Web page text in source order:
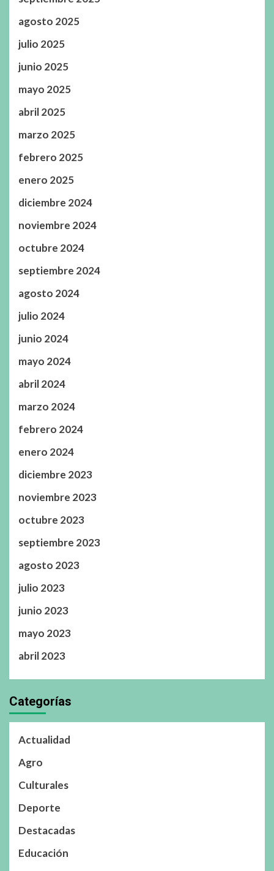
agosto 2025
julio 2025
junio 2025
mayo 2025
abril 2025
marzo 2025
febrero 2025
enero 2025
diciembre 2024
noviembre 2024
octubre 2024
septiembre 2024
agosto 2024
julio 2024
junio 2024
mayo 2024
abril 2024
marzo 2024
febrero 2024
enero 2024
diciembre 2023
noviembre 2023
octubre 2023
septiembre 2023
agosto 2023
julio 2023
junio 2023
mayo 2023
abril 2023
Categorías
Actualidad
Agro
Culturales
Deporte
Destacadas
Educación